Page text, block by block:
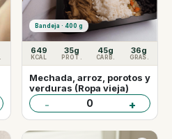
Bandeja · 400 g
649
KCAL
35g
PROT.
45g
CARB.
36g
GRAS.
Mechada, arroz, porotos y
verduras (Ropa vieja)
- 0 +